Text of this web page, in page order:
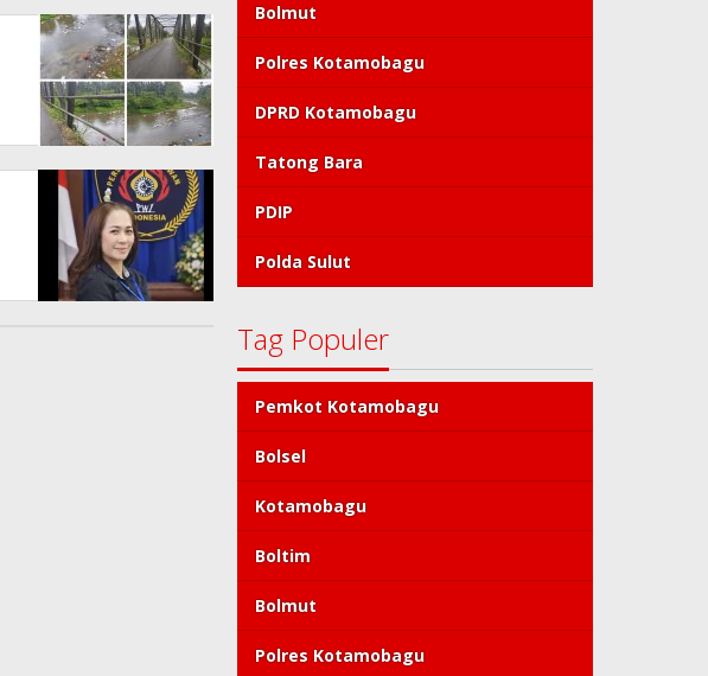
Bolmut
Polres Kotamobagu
DPRD Kotamobagu
Tatong Bara
PDIP
Polda Sulut
Tag Populer
Pemkot Kotamobagu
Bolsel
Kotamobagu
Boltim
Bolmut
Polres Kotamobagu